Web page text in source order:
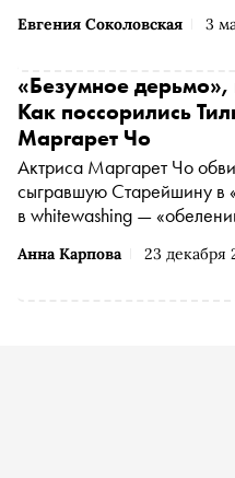
Евгения Соколовская 3
Анна Карпова 23 декабря
«Безумное
Как поссорились
Маргарет Чо
Актриса Маргарет Чо
сыгравшую Старейшину в
в whitewashing —